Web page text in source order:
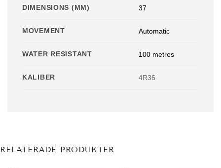
DIMENSIONS (MM) 37
MOVEMENT Automatic
WATER RESISTANT 100 metres
KALIBER 4R36
RELATERADE PRODUKTER